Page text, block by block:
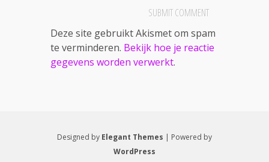
Deze site gebruikt Akismet om spam
te verminderen. Bekijk hoe je reactie
gegevens worden verwerkt.
Designed by Elegant Themes | Powered by
WordPress